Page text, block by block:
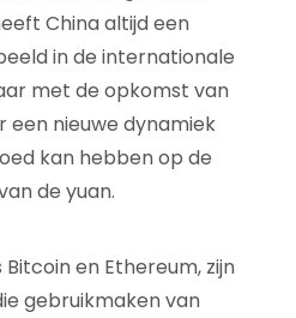
China altijd een
in de internationale
met de opkomst van
nieuwe dynamiek
kan hebben op de
de yuan.
en Ethereum, zijn
gebruikmaken van